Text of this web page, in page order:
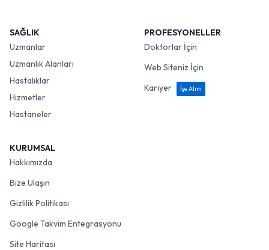
SAĞLIK
Uzmanlar
Uzmanlık Alanları
Hastalıklar
Hizmetler
Hastaneler
PROFESYONELLER
Doktorlar İçin
Web Siteniz İçin
Kariyer
İşe Alım
KURUMSAL
Hakkımızda
Bize Ulaşın
Gizlilik Politikası
Google Takvim Entegrasyonu
Site Haritası